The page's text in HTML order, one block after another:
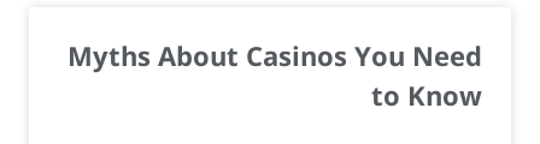
Myths About Casinos You Need
to Know